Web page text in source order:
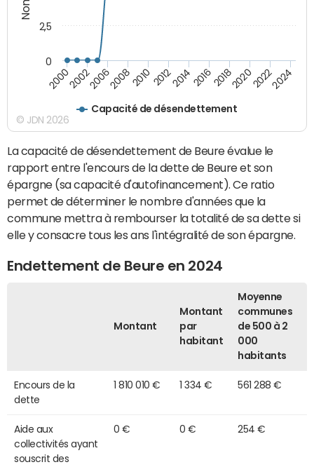
Capacité de désendettement
20002002200620082010 2012201420162018202020222024
0
2,5
© JDN 2026
La capacité de désendettement de Beure évalue le
rapport entre l'encours de la dette de Beure et son
épargne (sa capacité d'autofinancement). Ce ratio
permet de déterminer le nombre d'années que la
commune mettra à rembourser la totalité de sa dette si
elle y consacre tous les ans l'intégralité de son épargne.
Endettement de Beure en 2024
Montant
Montant
par
habitant
Moyenne
communes
de 500 à 2
000
habitants
Encours de la
dette
1 810 010 € 1 334 € 561 288 €
Aide aux
collectivités ayant
souscrit des
0 € 0 € 254 €